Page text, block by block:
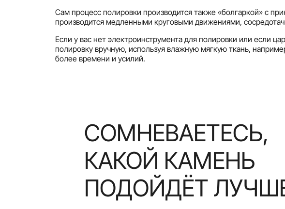
Сам процесс полировки производится также «болгаркой» с
производится медленными круговыми движениями,
Если у вас нет электроинструмента для полировки или если
полировку вручную, используя влажную мягкую ткань,
более времени и усилий.
СОМНЕВАЕТЕСЬ,
КАКОЙ КАМЕНЬ
ПОДОЙДЁТ